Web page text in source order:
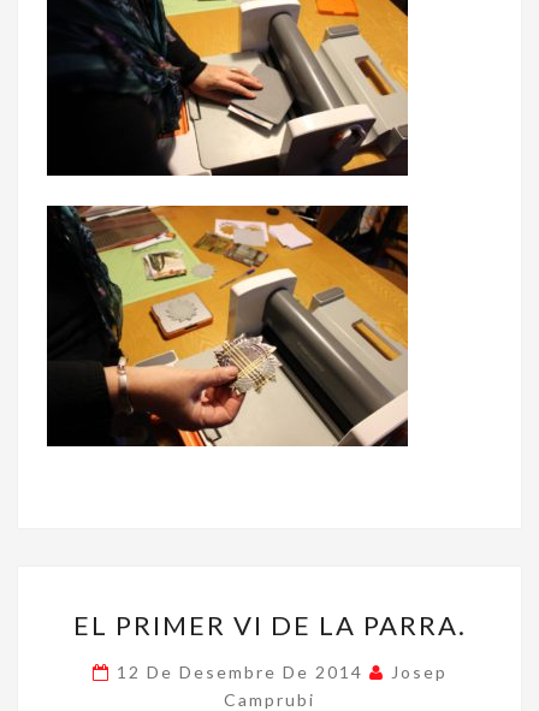
PRIMER
VI
DE
EL PRIMER VI DE LA PARRA.
12 De Desembre De 2014
Josep
Camprubi